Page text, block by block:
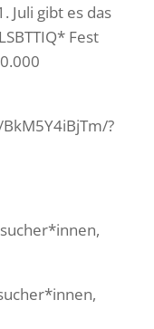
Juli gibt es das
Fest
?